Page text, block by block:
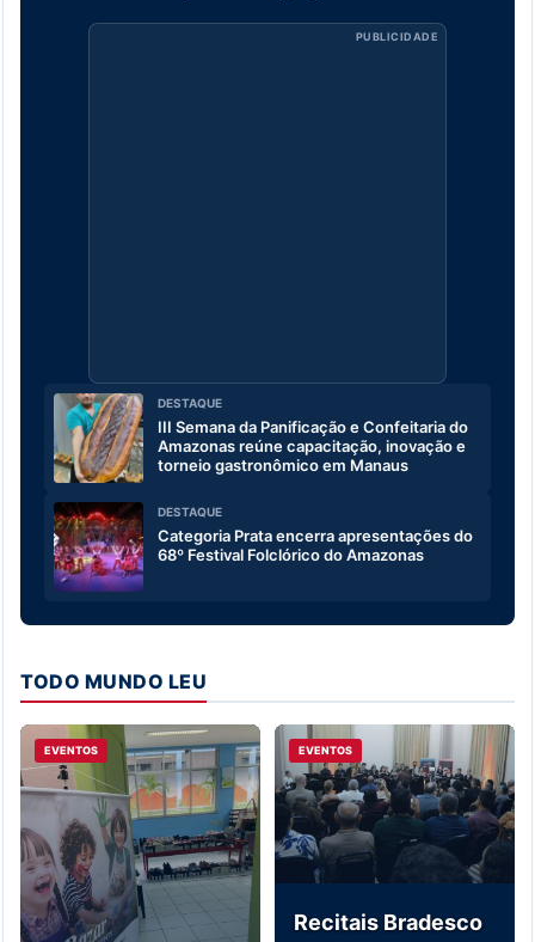
PUBLICIDADE
DESTAQUE
III Semana da Panificação e Confeitaria do
Amazonas reúne capacitação, inovação e
torneio gastronômico em Manaus
DESTAQUE
Categoria Prata encerra apresentações do
68º Festival Folclórico do Amazonas
TODO MUNDO LEU
EVENTOS EVENTOS
Recitais Bradesco